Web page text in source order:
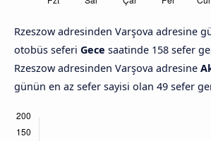
Rzeszow adresinden Varşova adresine
otobüs seferi Gece saatinde 158 sefer
Rzeszow adresinden Varşova adresine
günün en az sefer sayisi olan 49 sefer